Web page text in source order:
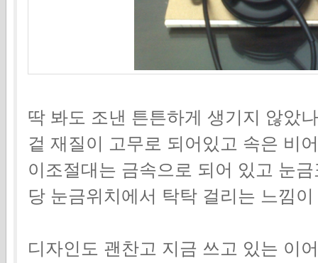
딱 봐도 조낸 튼튼하게 생기지 않았
겉 재질이 고무로 되어있고 속은 비
이조절대는 금속으로 되어 있고 눈
당 눈금위치에서 탁탁 걸리는 느낌
디자인도 괜찬고 지금 쓰고 있는 이